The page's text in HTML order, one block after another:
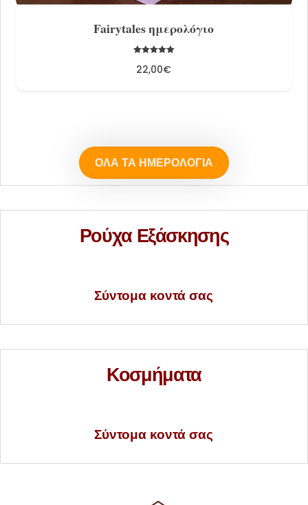
Fairytales ημερολόγιο
ηκε με
5.00
22,00€
ΌΛΑ ΤΑ ΗΜΕΡΟΛΌΓΙΑ
Ρούχα Εξάσκησης
Σύντομα κοντά σας
Κοσμήματα
Σύντομα κοντά σας